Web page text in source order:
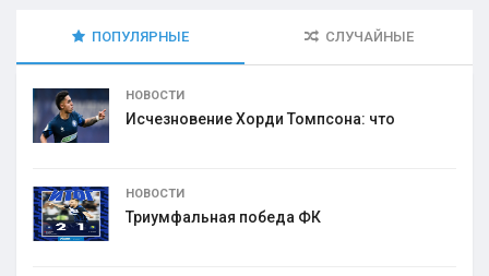
ПОПУЛЯРНЫЕ СЛУЧАЙНЫЕ
НОВОСТИ
Исчезновение Хорди Томпсона: что
НОВОСТИ
Триумфальная победа ФК